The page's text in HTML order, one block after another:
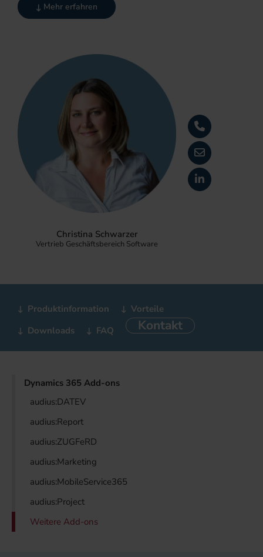
Mehr erfahren
Christina Schwarzer
Vertrieb Geschäftsbereich Software
Produktinformation
Vorteile
Downloads
FAQ Kontakt
Dynamics 365 Add-ons
audius:DATEV
audius:Report
audius:ZUGFeRD
audius:Marketing
audius:MobileService365
audius:Project
Weitere Add-ons